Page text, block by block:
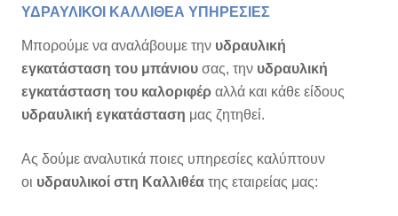
ΥΔΡΑΥΛΙΚΟΙ ΚΑΛΛΙΘΕΑ ΥΠΗΡΕΣΙΕΣ
Μπορούμε να αναλάβουμε την υδραυλική
εγκατάσταση του μπάνιου σας, την υδραυλική
εγκατάσταση του καλοριφέρ αλλά και κάθε είδους
υδραυλική εγκατάσταση μας ζητηθεί.
Ας δούμε αναλυτικά ποιες υπηρεσίες καλύπτουν
οι υδραυλικοί στη Καλλιθέα της εταιρείας μας: